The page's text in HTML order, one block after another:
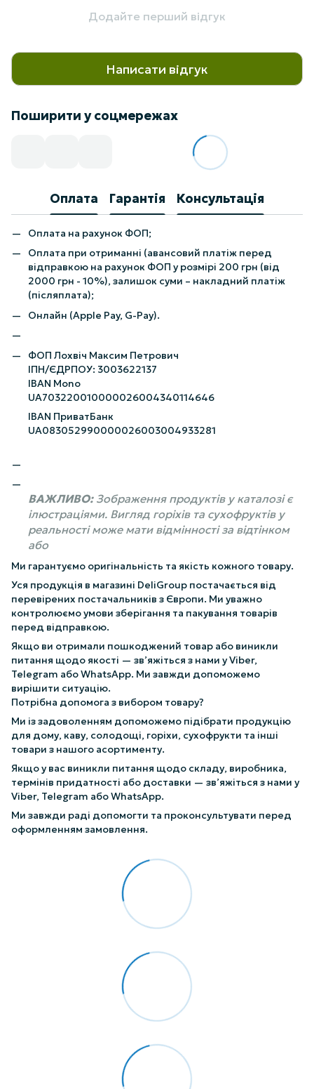
Додайте перший відгук
Написати відгук
Поширити у соцмережах
Оплата Гарантія Консультація
Оплата на рахунок ФОП;
Оплата при отриманні (авансовий платіж перед
відправкою на рахунок ФОП у розмірі 200 грн (від
2000 грн - 10%), залишок суми – накладний платіж
(післяплата);
Онлайн (Apple Pay, G-Pay).
ФОП Лохвіч Максим Петрович
ІПН/ЄДРПОУ: 3003622137
IBAN Mono
UA703220010000026004340114646
IBAN ПриватБанк
UA083052990000026003004933281
ВАЖЛИВО:Зображення продуктів у каталозі є
ілюстраціями. Вигляд горіхів та сухофруктів у
реальності може мати відмінності за відтінком
або
Ми гарантуємо оригінальність та якість кожного товару.
Уся продукція в магазині DeliGroup постачається від
перевірених постачальників з Європи. Ми уважно
контролюємо умови зберігання та пакування товарів
перед відправкою.
Якщо ви отримали пошкоджений товар або виникли
питання щодо якості — зв’яжіться з нами у Viber,
Telegram або WhatsApp. Ми завжди допоможемо
вирішити ситуацію.
Потрібна допомога з вибором товару?
Ми із задоволенням допоможемо підібрати продукцію
для дому, каву, солодощі, горіхи, сухофрукти та інші
товари з нашого асортименту.
Якщо у вас виникли питання щодо складу, виробника,
термінів придатності або доставки — зв’яжіться з нами у
Viber, Telegram або WhatsApp.
Ми завжди раді допомогти та проконсультувати перед
оформленням замовлення.